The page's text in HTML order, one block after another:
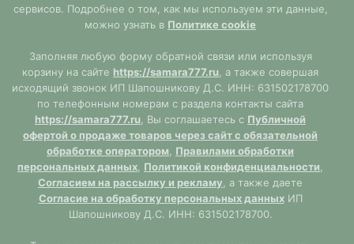
сервисов. Подробнее о том, как мы используем эти данные,
можно узнать в Политике cookie
Заполняя любую форму обратной связи или используя
корзину на сайте https://samara777.ru , а также совершая
исходящий звонок ИП Шапошникову Д.С. ИНН: 631502178700
по телефонным номерам с раздела контакты сайта
https://samara777.ru , Вы соглашаетесь с Публичной
офертой о продаже товаров через сайт с обязательной
обработке оператором
Правилами обработки
персональных данных Политикой конфиденциальности
Согласием на рассылку и рекламу , а также даете
Согласие на обработку персональных данныхИП
Шапошникову Д.С. ИНН: 631502178700.